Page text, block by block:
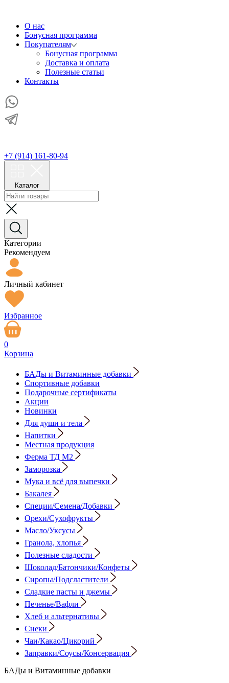
О нас
Бонусная программа
Покупателям
Бонусная программа
Доставка и оплата
Полезные статьи
Контакты
+7 (914) 161-80-94
Каталог
Категории
Рекомендуем
Личный кабинет
Избранное
0
Корзина
БАДы и Витаминные добавки
Спортивные добавки
Подарочные сертификаты
Акции
Новинки
Для души и тела
Напитки
Местная продукция
Ферма ТД М2
Заморозка
Мука и всё для выпечки
Бакалея
Специи/Семена/Добавки
Орехи/Сухофрукты
Масло/Уксусы
Гранола, хлопья
Полезные сладости
Шоколад/Батончики/Конфеты
Сиропы/Подсластители
Сладкие пасты и джемы
Печенье/Вафли
Хлеб и альтернативы
Снеки
Чаи/Какао/Цикорий
Заправки/Соусы/Консервация
БАДы и Витаминные добавки